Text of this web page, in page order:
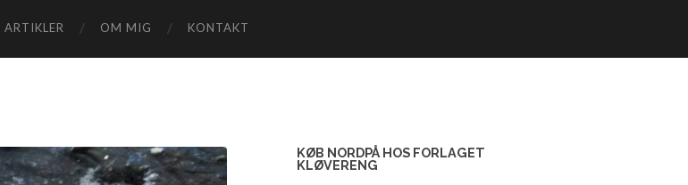
ARTIKLER OM MIG KONTAKT
KØB NORDPÅ HOS FORLAGET
KLØVERENG